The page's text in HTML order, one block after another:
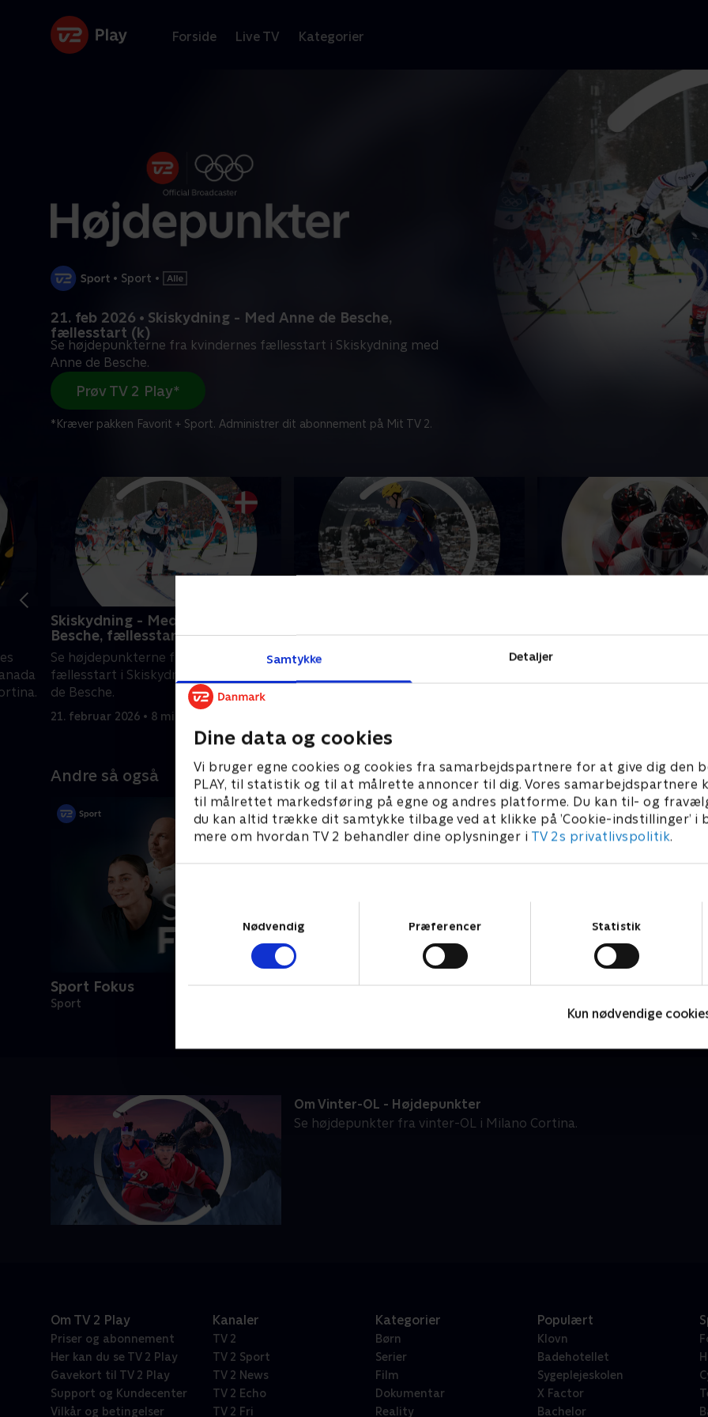
Samtykke Detaljer
Dine data og cookies
Vi bruger egne cookies og cookies fra samarbejdspartnere for at give dig den
PLAY, til statistik og til at målrette annoncer til dig. Vores samarbejdspartnere
til målrettet markedsføring på egne og andres platforme. Du kan til- og
du kan altid trække dit samtykke tilbage ved at klikke på ’Cookie-indstillinger’ i
mere om hvordan TV 2 behandler dine oplysninger i TV 2s privatlivspolitik.
Nødvendig
Præferencer Statistik
Kun nødvendige
Forside Live TV Kategorier
• Sport •
21. feb 2026 • Skiskydning - Med Anne de Besche,
fællesstart (k)
Se højdepunkterne fra kvindernes fællesstart i Skiskydning med
Anne de Besche.
Prøv TV 2 Play*
*Kræver pakken Favorit + Sport. Administrer dit abonnement på Mit TV 2.
Skiskydning - Med Anne de
Besche, fællesstart (k)
Se højdepunkterne fra kvindernes
fællesstart i Skiskydning med Anne
de Besche.
21. februar 2026 • 8 min
stafet
Se højdepunkterne fra mixed stafet i
bobslæde i vinter-OL i
Andre så også
Sport Fokus
Sport
Om Vinter-OL - Højdepunkter
Se højdepunkter fra vinter-OL i Milano Cortina.
Om TV 2 Play
Priser og abonnement
Her kan du se TV 2 Play
Gavekort til TV 2 Play
Support og Kundecenter
Vilkår og betingelser
Kanaler
TV 2
TV 2 Sport
TV 2 News
TV 2 Echo
TV 2 Fri
Kategorier
Børn
Serier
Film
Dokumentar
Reality
Populært
Klovn
Badehotellet
Sygeplejeskolen
X Factor
Bachelor